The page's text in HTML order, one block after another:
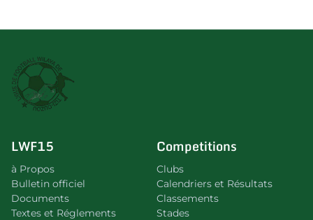
LWF15
à Propos
Bulletin officiel
Documents
Textes et Réglements
Competitions
Clubs
Calendriers et Résultats
Classements
Stades